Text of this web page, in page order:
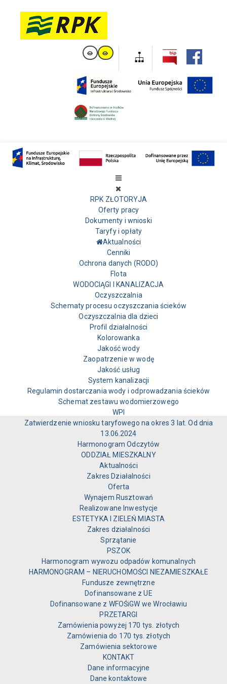
RPK ZŁOTORYJA
Oferty pracy
Dokumenty i wnioski
Taryfy i opłaty
Aktualności
Cenniki
Ochrona danych (RODO)
Flota
WODOCIĄGI I KANALIZACJA
Oczyszczalnia
Schematy procesu oczyszczania ścieków
Oczyszczalnia dla dzieci
Profil działalności
Kolorowanka
Jakość wody
Zaopatrzenie w wodę
Jakość usług
System kanalizacji
Regulamin dostarczania wody i odprowadzania ścieków
Schemat zestawu wodomierzowego
WPI
Zatwierdzenie wniosku taryfowego na okres 3 lat. Od dnia
13.06.2024
Harmonogram Odczytów
ODDZIAŁ MIESZKALNY
Aktualności
Zakres Działalności
Oferta
Wynajem Rusztowań
Realizowane Inwestycje
ESTETYKA I ZIELEŃ MIASTA
Zakres działalności
Sprzątanie
PSZOK
Harmonogram wywozu odpadów komunalnych
HARMONOGRAM – NIERUCHOMOŚCI NIEZAMIESZKAŁE
Fundusze zewnętrzne
Dofinansowane z UE
Dofinansowane z WFOŚiGW we Wrocławiu
PRZETARGI
Zamówienia powyżej 170 tys. złotych
Zamówienia do 170 tys. złotych
Zamówienia sektorowe
KONTAKT
Dane informacyjne
Dane kontaktowe